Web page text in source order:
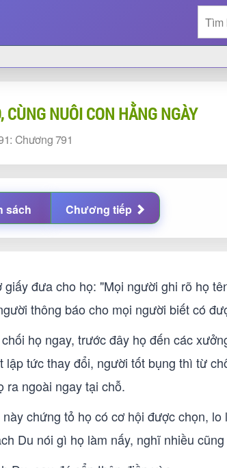
CÙNG NUÔI CON HẰNG NGÀY
Chương791
sách Chương tiếp
đưa cho họ: "Mọi người ghi rõ họ
thông báo cho mọi người biết có
họ ngay, trước đây họ đến các
tức thay đổi, người tốt bụng thì từ
ra ngoài ngay tại chỗ.
chứng tỏ họ có cơ hội được chọn,
Du nói gì họ làm nấy, nghĩ nhiều